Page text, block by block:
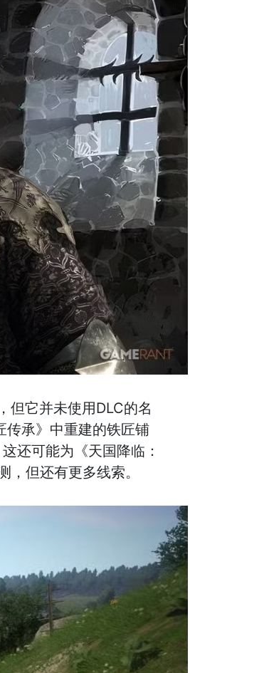
但它并未使用DLC的名
传承》中重建的铁匠铺
还可能为《天国降临：
但还有更多线索。